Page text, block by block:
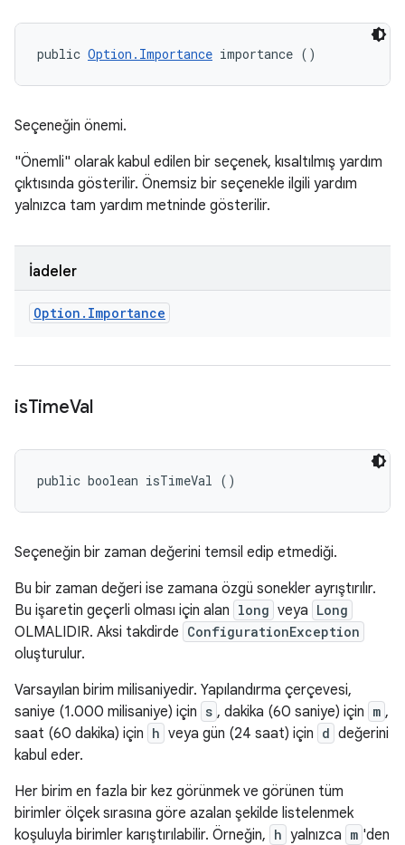
public Option.Importance importance ()
Seçeneğin önemi.
"Önemli" olarak kabul edilen bir seçenek, kısaltılmış yardım
çıktısında gösterilir. Önemsiz bir seçenekle ilgili yardım
yalnızca tam yardım metninde gösterilir.
İadeler
Option . Importance
isTimeVal
public boolean isTimeVal ()
Seçeneğin bir zaman değerini temsil edip etmediği.
Bu bir zaman değeri ise zamana özgü sonekler ayrıştırılır.
Bu işaretin geçerli olması için alan long veya Long
OLMALIDIR. Aksi takdirde ConfigurationException
oluşturulur.
Varsayılan birim milisaniyedir. Yapılandırma çerçevesi,
saniye (1.000 milisaniye) için s , dakika (60 saniye) için m ,
saat (60 dakika) için h veya gün (24 saat) için d değerini
kabul eder.
Her birim en fazla bir kez görünmek ve görünen tüm
birimler ölçek sırasına göre azalan şekilde listelenmek
koşuluyla birimler karıştırılabilir. Örneğin, h yalnızca m 'den